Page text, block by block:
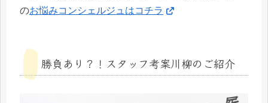
のお悩みコンシェルジュはコチラ
勝負あり？！スタッフ考案川柳のご紹介